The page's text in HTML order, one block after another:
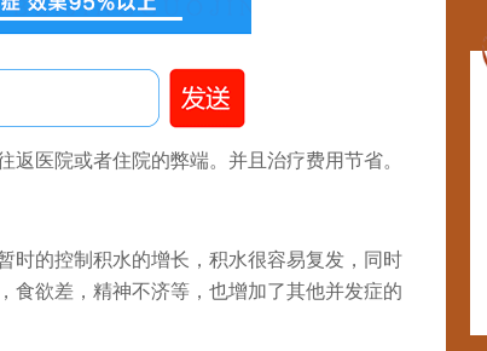
症状逐渐减轻。
。
医院或者住院的弊端。并且治疗费用节省。
的控制积水的增长，积水很容易复发，同时
食欲差，精神不济等，也增加了其他并发症的